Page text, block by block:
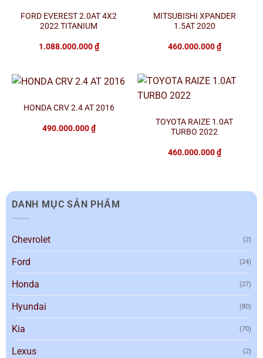
FORD EVEREST 2.0AT 4X2
2022 TITANIUM
1.088.000.000₫
MITSUBISHI XPANDER
1.5AT 2020
460.000.000₫
HONDA CRV 2.4 AT 2016
490.000.000₫
TOYOTA RAIZE 1.0AT
TURBO 2022
460.000.000₫
DANH MỤC SẢN PHẨM
Chevrolet (2)
Ford (24)
Honda (27)
Hyundai (80)
Kia (70)
Lexus (2)